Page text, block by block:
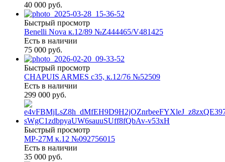
40 000 руб.
Быстрый просмотр
Benelli Nova к.12/89 №Z444465/V481425
Есть в наличии
75 000 руб.
Быстрый просмотр
CHAPUIS ARMES c35, к.12/76 №52509
Есть в наличии
299 000 руб.
Быстрый просмотр
МР-27М к.12 №092756015
Есть в наличии
35 000 руб.